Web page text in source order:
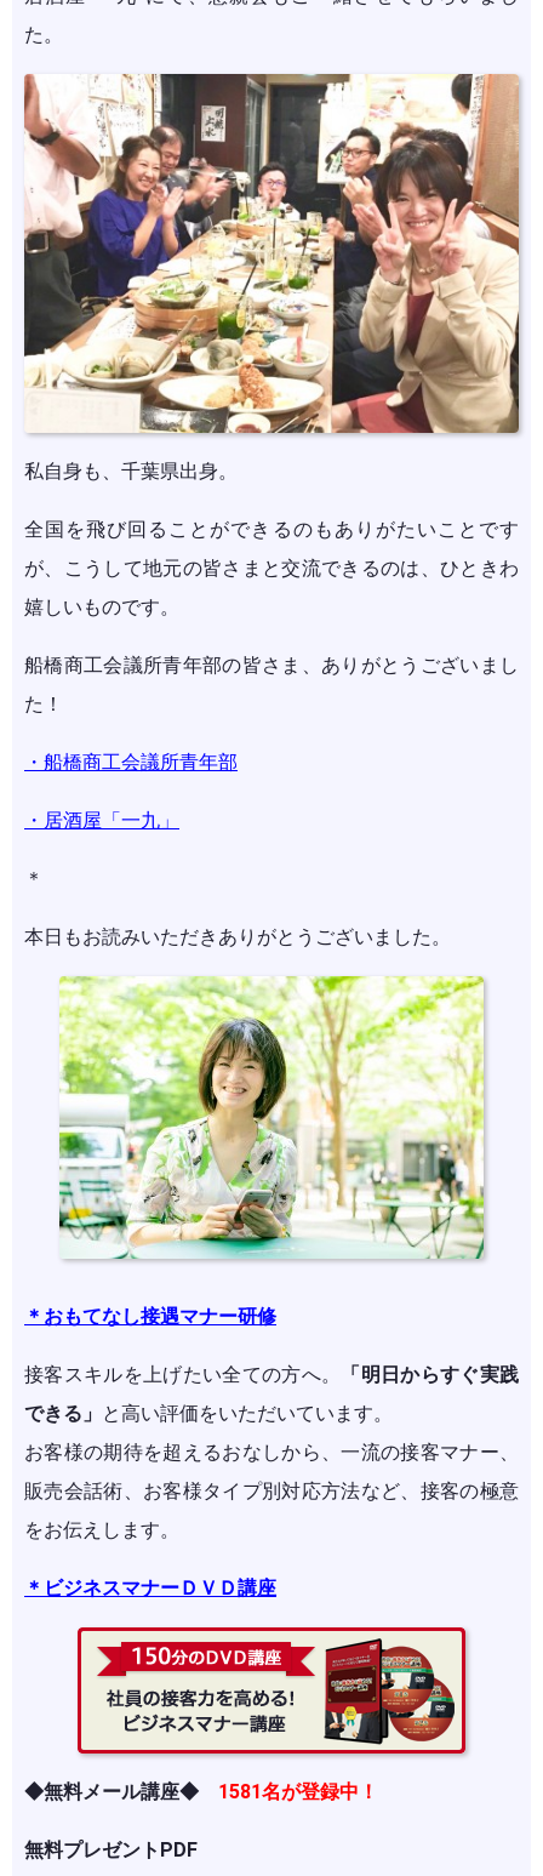
た。
私自身も、千葉県出身。
全国を飛び回ることができるのもありがたいことです
が、こうして地元の皆さまと交流できるのは、ひときわ
嬉しいものです。
船橋商工会議所青年部の皆さま、ありがとうございまし
た！
・船橋商工会議所青年部
・居酒屋「一九」
＊
本日もお読みいただきありがとうございました。
＊おもてなし接遇マナー研修
接客スキルを上げたい全ての方へ。
「明日からすぐ実践
できる」 と高い評価をいただいています。
お客様の期待を超えるおなしから、一流の接客マナー、
販売会話術、お客様タイプ別対応方法など、接客の極意
をお伝えします。
＊ビジネスマナーＤＶＤ講座
◆無料メール講座◆ 1581名が登録中！
無料プレゼントPDF